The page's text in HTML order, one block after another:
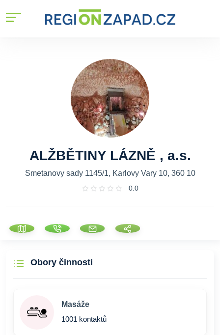
ALŽBĚTINY LÁZNĚ , a.s.
Smetanovy sady 1145/1, Karlovy Vary 10, 360 10
0.0
Obory činnosti
Masáže
1001 kontaktů